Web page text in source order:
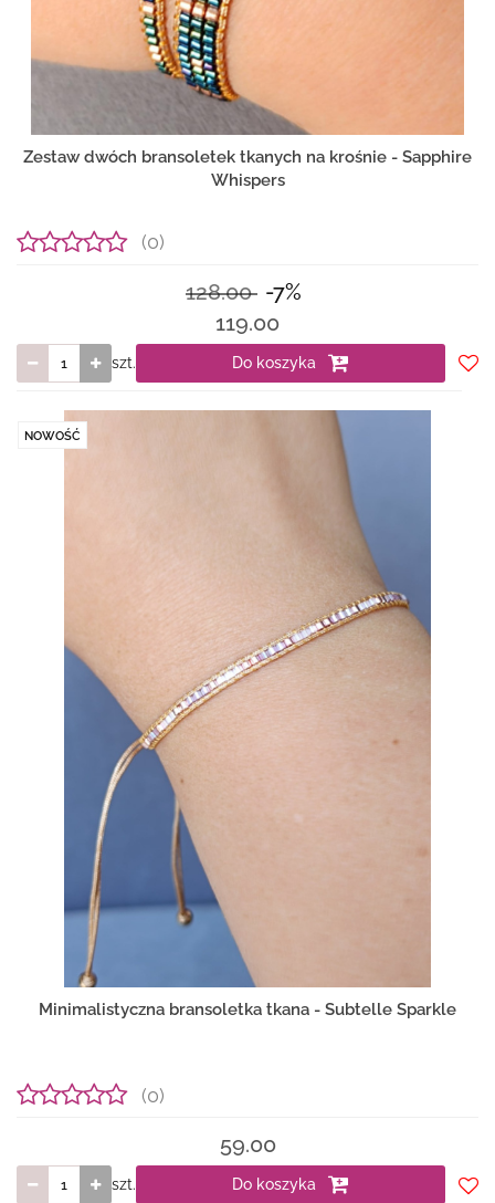
Zestaw dwóch bransoletek tkanych na krośnie - Sapphire
Whispers
(0)
128.00 -7%
119.00
szt. Do koszyka
NOWOŚĆ
Minimalistyczna bransoletka tkana - Subtelle Sparkle
(0)
59.00
szt. Do koszyka